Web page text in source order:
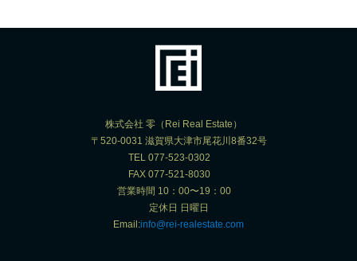
株式会社 零（Rei Real Estate）
〒520-0031 滋賀県大津市尾花川8番32号
TEL 077-523-0302
FAX 077-521-8030
営業時間 10：00〜19：00
定休日 日曜日
Email:info@rei-realestate.com